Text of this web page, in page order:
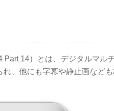
Part 14）とは、デジタルマル
れ、他にも字幕や静止画など